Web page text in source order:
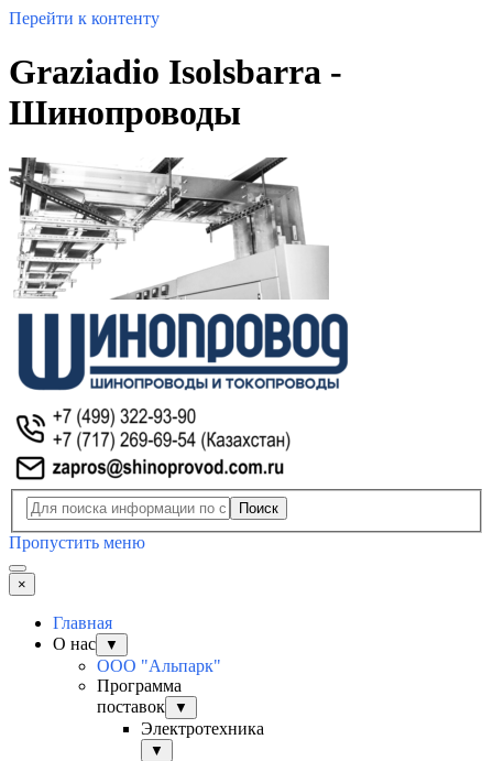
Перейти к контенту
Graziadio Isolsbarra -
Шинопроводы
Поиск
Пропустить меню
×
Главная
О нас
▼
ООО "Альпарк"
Программа
поставок
▼
Электротехника
▼